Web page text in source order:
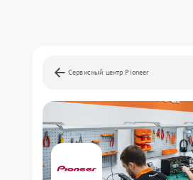
Сервисный центр Pioneer